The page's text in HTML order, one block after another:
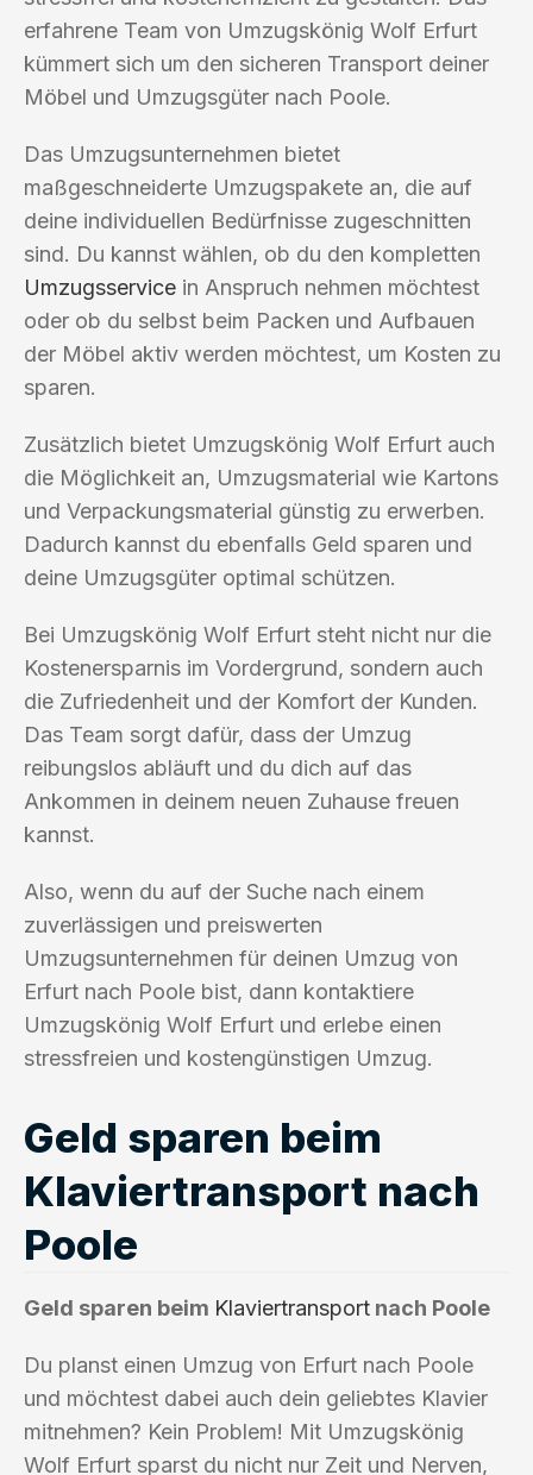
erfahrene Team von Umzugskönig Wolf Erfurt
kümmert sich um den sicheren Transport deiner
Möbel und Umzugsgüter nach Poole.
Das Umzugsunternehmen bietet
maßgeschneiderte Umzugspakete an, die auf
deine individuellen Bedürfnisse zugeschnitten
sind. Du kannst wählen, ob du den kompletten
Umzugsservice in Anspruch nehmen möchtest
oder ob du selbst beim Packen und Aufbauen
der Möbel aktiv werden möchtest, um Kosten zu
sparen.
Zusätzlich bietet Umzugskönig Wolf Erfurt auch
die Möglichkeit an, Umzugsmaterial wie Kartons
und Verpackungsmaterial günstig zu erwerben.
Dadurch kannst du ebenfalls Geld sparen und
deine Umzugsgüter optimal schützen.
Bei Umzugskönig Wolf Erfurt steht nicht nur die
Kostenersparnis im Vordergrund, sondern auch
die Zufriedenheit und der Komfort der Kunden.
Das Team sorgt dafür, dass der Umzug
reibungslos abläuft und du dich auf das
Ankommen in deinem neuen Zuhause freuen
kannst.
Also, wenn du auf der Suche nach einem
zuverlässigen und preiswerten
Umzugsunternehmen für deinen Umzug von
Erfurt nach Poole bist, dann kontaktiere
Umzugskönig Wolf Erfurt und erlebe einen
stressfreien und kostengünstigen Umzug.
Geld sparen beim
Klaviertransport nach
Poole
Geld sparen beim Klaviertransport nach Poole
Du planst einen Umzug von Erfurt nach Poole
und möchtest dabei auch dein geliebtes Klavier
mitnehmen? Kein Problem! Mit Umzugskönig
Wolf Erfurt sparst du nicht nur Zeit und Nerven,